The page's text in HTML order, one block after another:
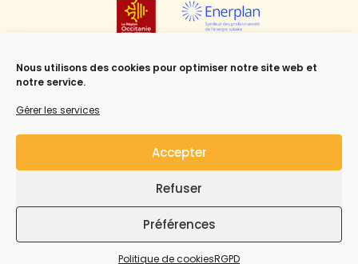
Nous utilisons des cookies pour optimiser notre site web et
notre service.
Gérer les services
Accepter
Refuser
Préférences
Politique de cookiesRGPD
Industry all rights reserved.